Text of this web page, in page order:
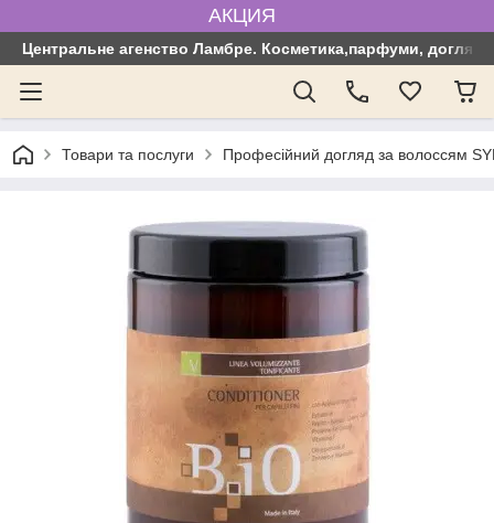
АКЦИЯ
Центральне агенство Ламбре. Косметика,парфуми, догляд
Товари та послуги Професійний догляд за волоссям